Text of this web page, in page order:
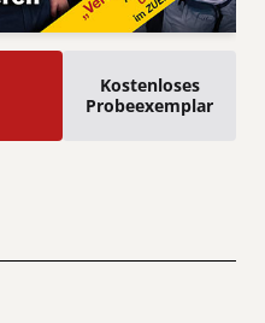
Kostenloses
Probeexemplar